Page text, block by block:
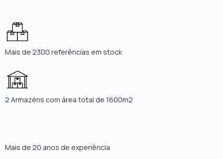
Mais de 2300 referências em stock
2 Armazéns com área total de 1600m2
Mais de 20 anos de experiência